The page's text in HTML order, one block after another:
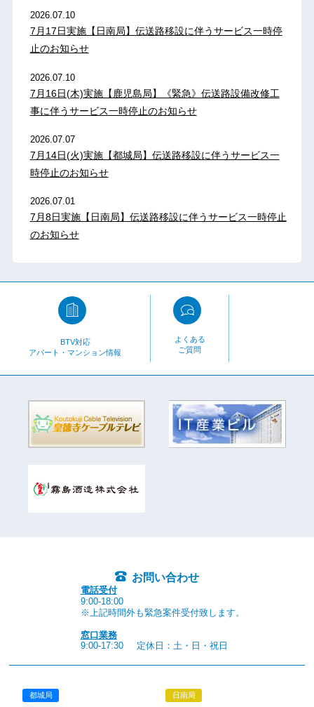
2026.07.10
7月17日実施【日南局】伝送路移設に伴うサービス一時停
止のお知らせ
2026.07.10
7月16日(木)実施【鹿児島局】《緊急》伝送路設備改修工
事に伴うサービス一時停止のお知らせ
2026.07.07
7月14日(火)実施【都城局】伝送路移設に伴うサービス一
時停止のお知らせ
2026.07.01
7月8日実施【日南局】伝送路移設に伴うサービス一時停止
のお知らせ
BTV対応
アパート・マンション情報
よくある
ご質問
お問い合わせ
電話受付
9:00-18:00
※上記時間外も緊急案件受付致します。
窓口業務
9:00-17:30
定休日：土・日・祝日
都城局 日南局